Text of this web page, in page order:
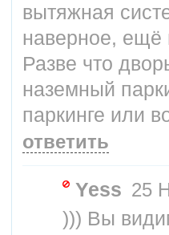
вытяжная
наверное, ещё
Разве что
наземный
паркинге или
ответить
Yess 25
))) Вы